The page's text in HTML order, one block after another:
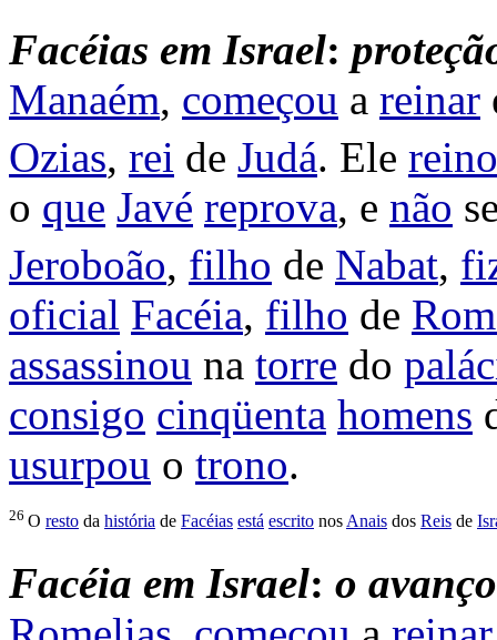
Facéias em Israel:
Manaém, começou a reinar
Ozias, rei de Judá. Ele
o que Javé reprova, e não
Jeroboão, filho de Nabat,
oficial Facéia, filho de
assassinou na torre do
consigo cinqüenta homens
usurpou o trono.
26 O resto da história de Facéias está escrito nosAnais dos Reis de
Facéia em Israel: o avanço